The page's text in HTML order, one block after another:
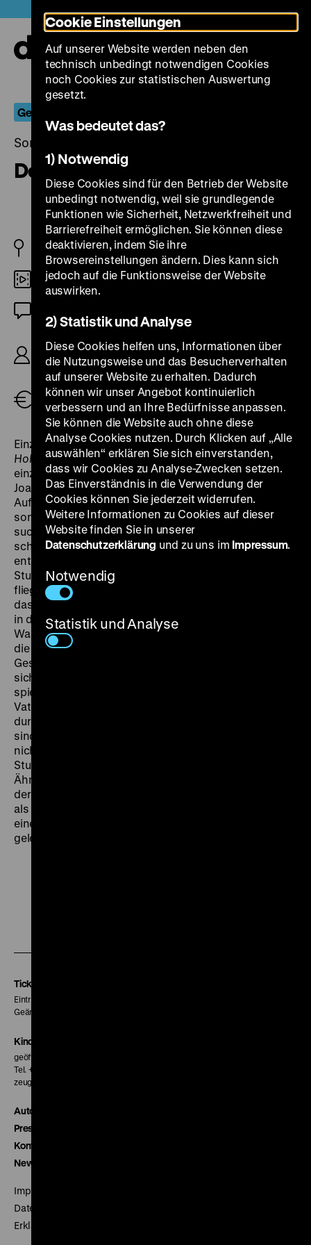
zum
Seiteninhalt
springen
Gesamtkunstwerk und Liebestod
Sonntag, 19. Juni 2022, 17.00 Uhr
Der fliegende Holländer
DDR 1964
DCP
DDR 1964, R: Joachim Herz, B: Joachim Herz,
Harald Horn, K: Erich Gusko, D: Anna Prucnal,
Fred Düren, Gerd Ehlers, 98‘ · DCP
Tickets
Einzigartig ist diese Adaption desFliegenden
Holländersgleich in mehrfacher Hinsicht: Es ist der
einzige Kinofilm des renommierten Opernregisseurs
Joachim Herz, der sich zudem nicht mit einer einfachen
Aufzeichnung seiner Operninszenierung zufriedengab,
sondern nach originär filmischen Ausdrucksmitteln
suchte, die die Leinwand förmlich zu sprengen
scheinen. Der Film beginnt der Handlung
entsprechend im engen Normalformat des
Stummfilms, doch mit dem ersten Auftritt des
fliegenden Holländers weitet sich die Leinwand auf
das Breitwandformat Totalvision – wie Cinemascope
in der DDR genannt wurde. Denn Herz erzählt die
Wagnersche Geschichte der Fischerstochter Senta als
die einer Hauptfigur, die sich in der starren
Gesellschaft des 19. Jahrhunderts eingeengt fühlt und
sich in ihre Fantasie flüchtet. Innen- und Außenräume
spiegeln die Verfassung der Figuren wieder. Senta, ihr
Vater, ihr Verehrer Erik und die Seemänner schreiten
durch Bilder die buchstäblich größer als das Leben
sind, durchzogen von einer harschen Romantik, die
nicht selten an den deutschen
Stummfilmexpressionismus der 1920er Jahre erinnert.
Ähnlichkeiten zu Murnaus
der Hand zu weisen, im Gegenteil: Sowohl der Vampir
als auch der verfluchte Seemann können als Ausdruck
eines „romantischen Weltschmerzes“ (Hans Meyer)
gelesen werden. (mbh)
Tickets
Eintritt 5 €
Geänderte Preise sind im Programm vermerkt.
Kinokasse
geöffnet 30 Minuten vor Beginn der ersten Vorstellung
Tel. + 49 30 20304-770
zeughauskino@dhm.de
Autor*innen
Presse
Kontakt
Newsletter
Impressum
Datenschutz
Erklärung digitale Barrierefreiheit
Cookie Einstellungen
Auf unserer Website werden neben den
technisch unbedingt notwendigen Cookies
noch Cookies zur statistischen Auswertung
gesetzt.
Was bedeutet das?
1) Notwendig
Diese Cookies sind für den Betrieb der Website
unbedingt notwendig, weil sie grundlegende
Funktionen wie Sicherheit, Netzwerkfreiheit und
Barrierefreiheit ermöglichen. Sie können diese
deaktivieren, indem Sie ihre
Browsereinstellungen ändern. Dies kann sich
jedoch auf die Funktionsweise der Website
auswirken.
2) Statistik und Analyse
Diese Cookies helfen uns, Informationen über
die Nutzungsweise und das Besucherverhalten
auf unserer Website zu erhalten. Dadurch
können wir unser Angebot kontinuierlich
verbessern und an Ihre Bedürfnisse anpassen.
Sie können die Website auch ohne diese
Analyse Cookies nutzen. Durch Klicken auf „Alle
auswählen“ erklären Sie sich einverstanden,
dass wir Cookies zu Analyse-Zwecken setzen.
Das Einverständnis in die Verwendung der
Cookies können Sie jederzeit widerrufen.
Weitere Informationen zu Cookies auf dieser
Website finden Sie in unserer
Datenschutzerklärung und zu uns im Impressum.
Notwendig
Statistik und Analyse